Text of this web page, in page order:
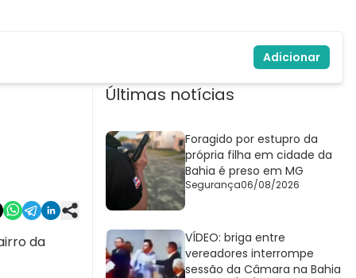
Adicionar
da
Últimas notícias
Foragido por estupro da
própria filha em cidade da
Bahia é preso em MG
Segurança06/08/2026
VÍDEO: briga entre
vereadores interrompe
sessão da Câmara na Bahia